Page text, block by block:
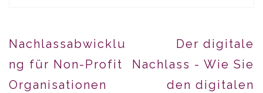
Beitragsnavigation
Nachlassabwicklu
ng für Non-Profit
Organisationen
Der digitale
Nachlass - Wie Sie
den digitalen